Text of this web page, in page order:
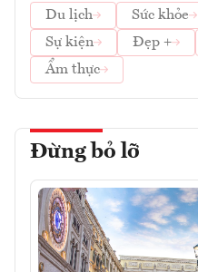
Du lịch
Sức khỏe
Sự kiện
Đẹp +
Ẩm thực
Đừng bỏ lỡ